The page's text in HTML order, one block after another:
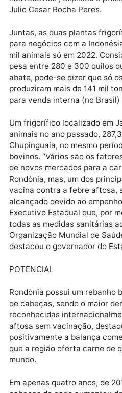
Agência de Defesa
rurais e frigoríficos. “Os
com outros países são
Mapa, mas cabe à Idaron
animais, por meio da
nas rodovias”, explicou o
Julio Cesar Rocha Peres.
Juntas, as duas plantas
para negócios com a
mil animais só em 2022.
pesa entre 280 e 300
abate, pode-se dizer que
produziram mais de 141
para venda interna (no
Um frigorífico localizado
animais no ano passado,
Chupinguaia, no mesmo
de novos mercados para a
vacina contra a febre
alcançado devido ao
Executivo Estadual que,
todas as medidas
Organização Mundial de
destacou o governador do
POTENCIAL